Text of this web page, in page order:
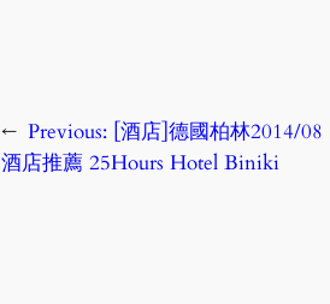
← Previous: [酒店]德國柏林2014/
酒店推薦 25Hours Hotel Biniki